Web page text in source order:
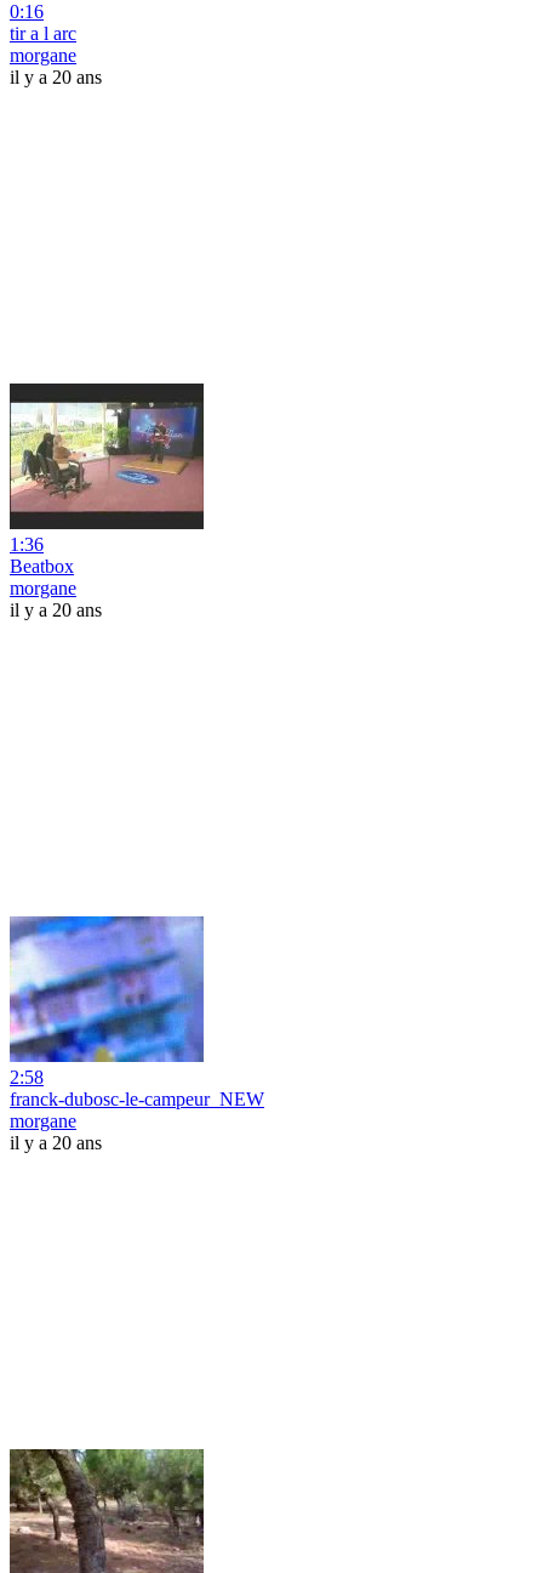
0:16
tir a l arc
morgane
il y a 20 ans
1:36
Beatbox
morgane
il y a 20 ans
2:58
franck-dubosc-le-campeur_NEW
morgane
il y a 20 ans